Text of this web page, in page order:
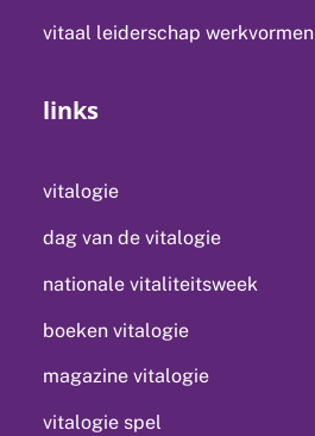
vitaal leiderschap werkvormen
links
vitalogie
dag van de vitalogie
nationale vitaliteitsweek
boeken vitalogie
magazine vitalogie
vitalogie spel